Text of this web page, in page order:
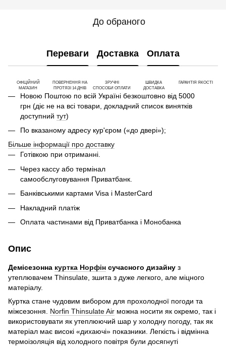
До обраного
Переваги Доставка Оплата
ОФІЦІЙНИЙ
МАГАЗИН
ПОВЕРНЕННЯ НА
ПРОТЯЗІ 14 ДНІВ
ЗРУЧНІ
СПОСОБИ ОПЛАТИ
ШВИДКА
ДОСТАВКА
ГАРАНТІЯ ЯКОСТІ
Новою Поштою по всій Україні безкоштовно від 5000
грн (діє не на всі товари, докладний список винятків
доступний тут)
По вказаному адресу кур'єром («до двері»);
Більше інформації про доставку
Готівкою при отриманні.
Через кассу або термінал
самообслуговування Приватбанк.
Банківськими картами Visa і MasterCard
Накладний платіж
Оплата частинами від Приватбанка і Монобанка
Опис
Демісезонна куртка Норфін сучасного дизайну з
утеплювачем Thinsulate, зшита з дуже легкого, але міцного
матеріалу.
Куртка стане чудовим вибором для прохолодної погоди та
міжсезоння. Norfin Thinsulate Air можна носити як окремо, так і
використовувати як утеплюючий шар у холодну погоду, так як
матеріал має високі «дихаючі» показники. Легкість і відмінна
термоізоляція від холодного повітря були досягнуті